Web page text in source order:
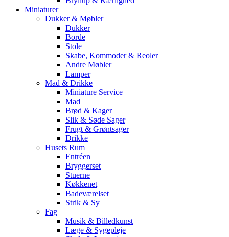
Miniaturer
Dukker & Møbler
Dukker
Borde
Stole
Skabe, Kommoder & Reoler
Andre Møbler
Lamper
Mad & Drikke
Miniature Service
Mad
Brød & Kager
Slik & Søde Sager
Frugt & Grøntsager
Drikke
Husets Rum
Entréen
Bryggerset
Stuerne
Køkkenet
Badeværelset
Strik & Sy
Fag
Musik & Billedkunst
Læge & Sygepleje